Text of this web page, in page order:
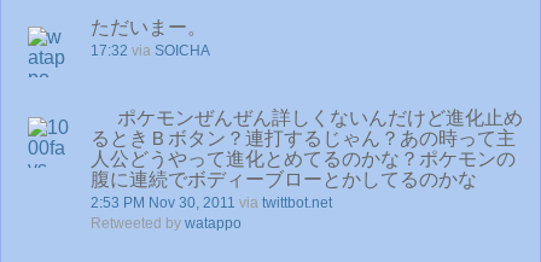
ただいまー。
17:32 via SOICHA
ポケモンぜんぜん詳しくないんだけど進化止め
るときＢボタン？連打するじゃん？あの時って主
人公どうやって進化とめてるのかな？ポケモンの
腹に連続でボディーブローとかしてるのかな
2:53 PM Nov 30, 2011 via twittbot.net
Retweeted by watappo